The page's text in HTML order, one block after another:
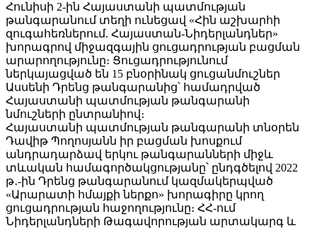
Հունիսի 2-ին Հայաստանի պատմության
թանգարանում տեղի ունեցավ «Հին աշխարհի
զուգահեռներում. Հայաստան-Նիդերլանդներ»
խորագրով միջազգային ցուցադրության բացման
արարողությունը։ Ցուցադրությունում
ներկայացված են 15 բնօրինակ ցուցանմուշներ
Ասսենի Դրենց թանգարանից՝ համադրված
Հայաստանի պատմության թանգարանի
նմուշների ընտրանիով։
Հայաստանի պատմության թանգարանի տնօրեն
Դավիթ Պողոսյանն իր բացման խոսքում
անդրադարձավ երկու թանգարանների միջև
տևական համագործակցությանը՝ ընդգծելով 2022
թ․-ին Դրենց թանգարանում կազմակերպված
«Արարատի հմայքի ներքո» խորագիրը կրող
ցուցադրության հաջողությունը։ ՀՀ-ում
Նիդերլանդների Թագավորության արտակարգ և